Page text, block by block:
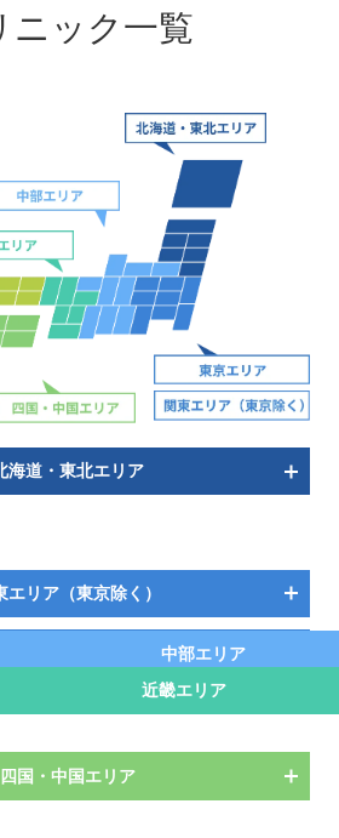
ニック一覧
エリア（東京除く）
海道・東北エリア
中部エリア
近畿エリア
四国・中国エリア